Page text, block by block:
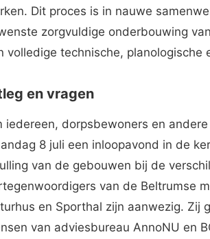
Dit proces is in nauwe
zorgvuldige onderbouwing
volledige technische,
en vragen
iedereen, dorpsbewoners en
8 juli een inloopavond in de
van de gebouwen bij de
van de Beltrumse
en Sporthal zijn aanwezig. Zij
van adviesbureau AnnoNU en